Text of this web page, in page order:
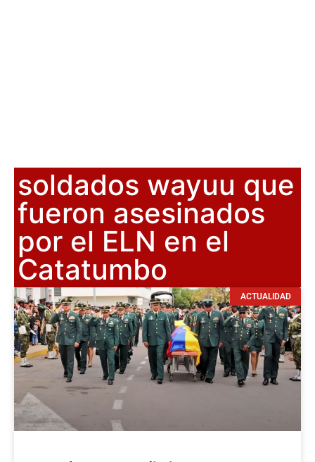
soldados wayuu que
fueron asesinados
por el ELN en el
Catatumbo
ACTUALIDAD